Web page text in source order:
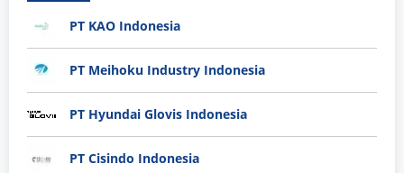
PT KAO Indonesia
PT Meihoku Industry Indonesia
PT Hyundai Glovis Indonesia
PT Cisindo Indonesia